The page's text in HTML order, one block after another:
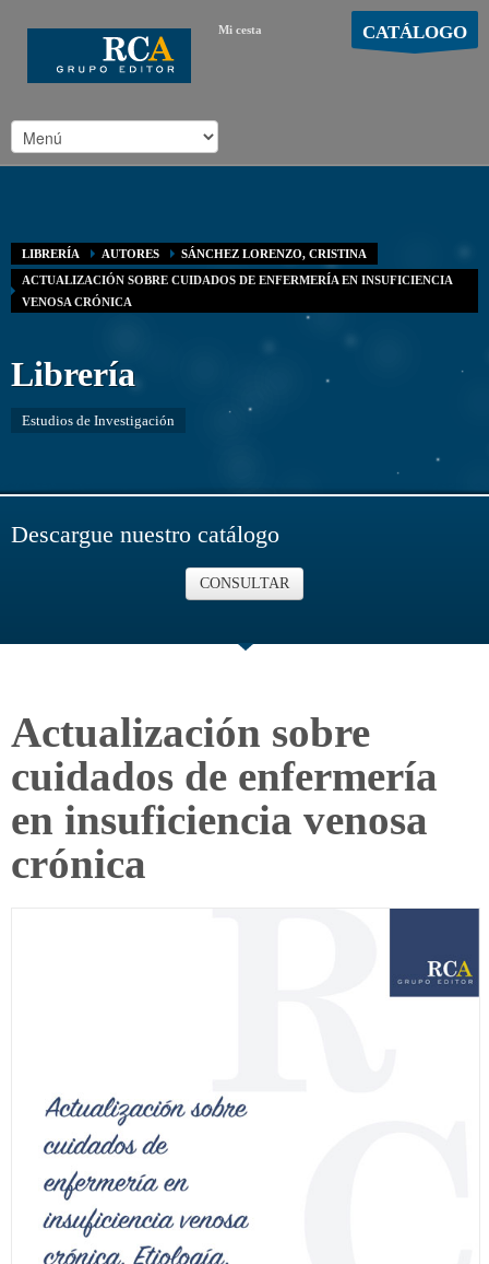
Mi cesta CATÁLOGO
LIBRERÍA AUTORES
SÁNCHEZ LORENZO, CRISTINA
ACTUALIZACIÓN SOBRE CUIDADOS DE ENFERMERÍA EN INSUFICIENCIA
VENOSA CRÓNICA
Librería
Estudios de Investigación
Descargue nuestro catálogo
CONSULTAR
Actualización sobre
cuidados de enfermería
en insuficiencia venosa
crónica